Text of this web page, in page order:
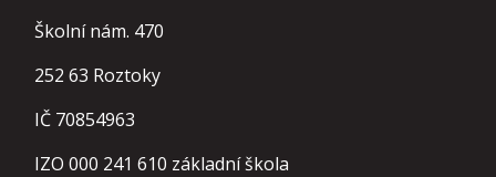
Školní nám. 470
252 63 Roztoky
IČ 70854963
IZO 000 241 610 základní škola